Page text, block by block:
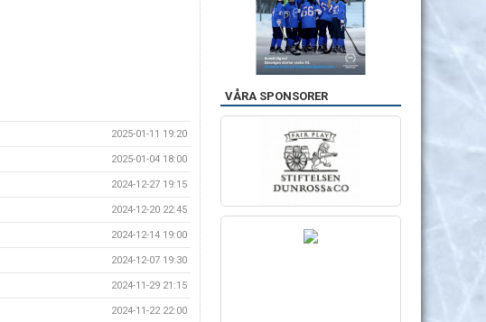
2025-01-11 19:20
2025-01-04 18:00
2024-12-27 19:15
2024-12-20 22:45
2024-12-14 19:00
2024-12-07 19:30
2024-11-29 21:15
2024-11-22 22:00
VÅRA SPONSORER